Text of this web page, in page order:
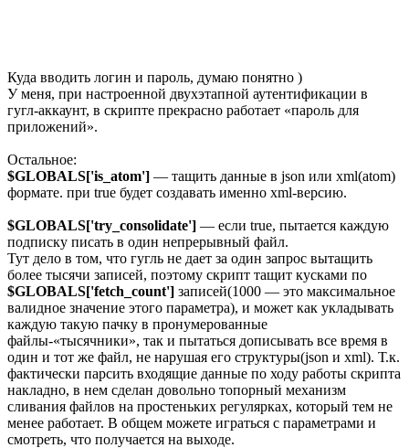
Куда вводить логин и пароль, думаю понятно )
У меня, при настроенной двухэтапной аутентификации в
гугл-аккаунт, в скрипте прекрасно работает «пароль для
приложений».
Остальное:
$GLOBALS['is_atom'] — тащить данные в json или xml(atom)
формате. при true будет создавать именно xml-версию.
$GLOBALS['try_consolidate'] — если true, пытается каждую
подписку писать в один непрерывный файл.
Тут дело в том, что гугль не дает за один запрос вытащить
более тысячи записей, поэтому скрипт тащит кусками по
$GLOBALS['fetch_count'] записей(1000 — это максимальное
валидное значение этого параметра), и может как укладывать
каждую такую пачку в пронумерованные
файлы-«тысячники», так и пытаться дописывать все время в
один и тот же файл, не нарушая его структуры(json и xml). Т.к.
фактически парсить входящие данные по ходу работы скрипта
накладно, в нем сделан довольно топорный механизм
сливания файлов на простеньких регулярках, который тем не
менее работает. В общем можете играться с параметрами и
смотреть, что получается на выходе.